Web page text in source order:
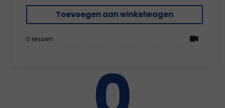
Toevoegen aan winkelwagen
0 lessen
Reviews